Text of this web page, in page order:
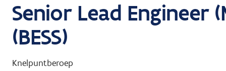
Senior Lead Engineer
(BESS)
Knelpuntberoep